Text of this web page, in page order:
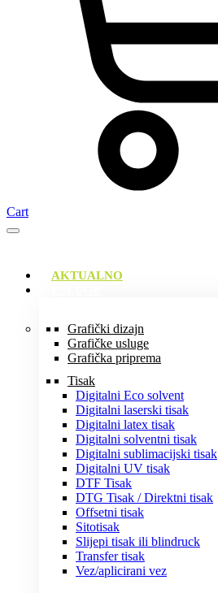
Cart
AKTUALNO
Grafički dizajn
Grafičke usluge
Grafička priprema
Tisak
Digitalni Eco solvent
Digitalni laserski tisak
Digitalni latex tisak
Digitalni solventni tisak
Digitalni sublimacijski tisak
Digitalni UV tisak
DTF Tisak
DTG Tisak / Direktni tisak
Offsetni tisak
Sitotisak
Slijepi tisak ili blindruck
Transfer tisak
Vez/aplicirani vez